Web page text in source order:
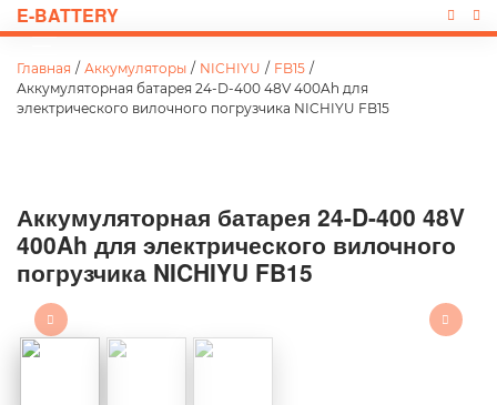
E-BATTERY
Главная / Аккумуляторы / NICHIYU / FB15 /
Аккумуляторная батарея 24-D-400 48V 400Ah для
электрического вилочного погрузчика NICHIYU FB15
Аккумуляторная батарея 24-D-400 48V
400Ah для электрического вилочного
погрузчика NICHIYU FB15